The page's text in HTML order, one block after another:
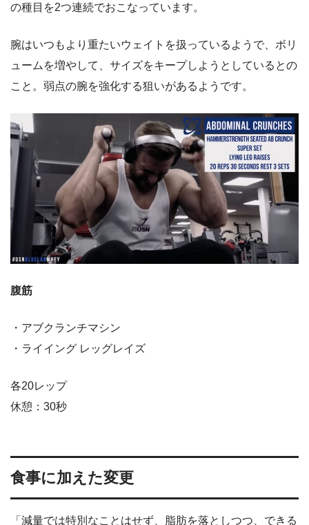
の種目を2つ連続でおこなっています。
腕はいつもより重たいウェイトを扱っているようで、ボリ
ュームを増やして、サイズをキープしようとしているとの
こと。弱点の腕を強化する狙いがあるようです。
腹筋
・アブクランチマシン
・ライイング レッグレイズ
各20レップ
休憩：30秒
食事に加えた変更
「減量では特別なことはせず、脂肪を落としつつ、できる